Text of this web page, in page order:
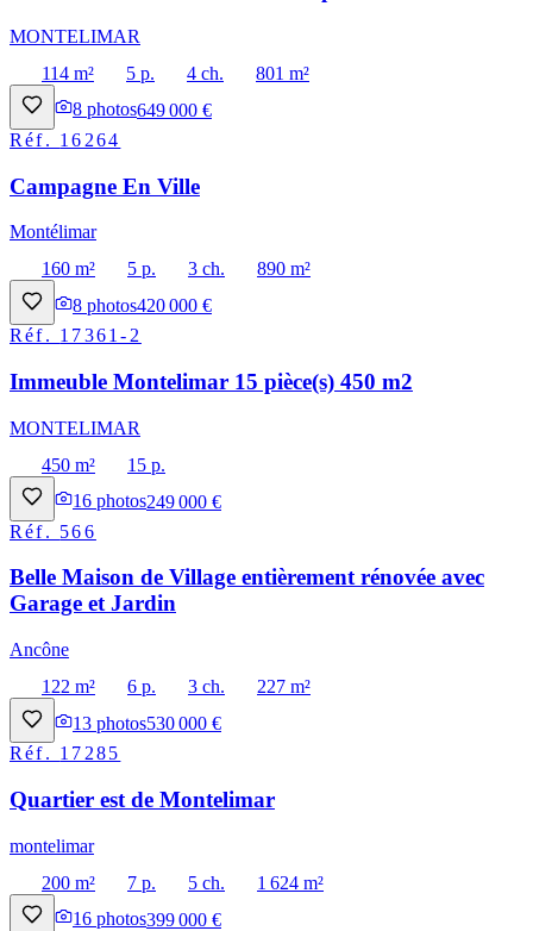
MONTELIMAR
114 m²
5 p. 4 ch.
801 m²
8 photos649 000 €
Réf. 16264
Campagne En Ville
Montélimar
160 m²
5 p. 3 ch.
890 m²
8 photos420 000 €
Réf. 17361-2
Immeuble Montelimar 15 pièce(s) 450 m2
MONTELIMAR
450 m²
15 p.
16 photos249 000 €
Réf. 566
Belle Maison de Village entièrement rénovée avec
Garage et Jardin
Ancône
122 m²
6 p. 3 ch.
227 m²
13 photos530 000 €
Réf. 17285
Quartier est de Montelimar
montelimar
200 m²
7 p. 5 ch.
1 624 m²
16 photos399 000 €